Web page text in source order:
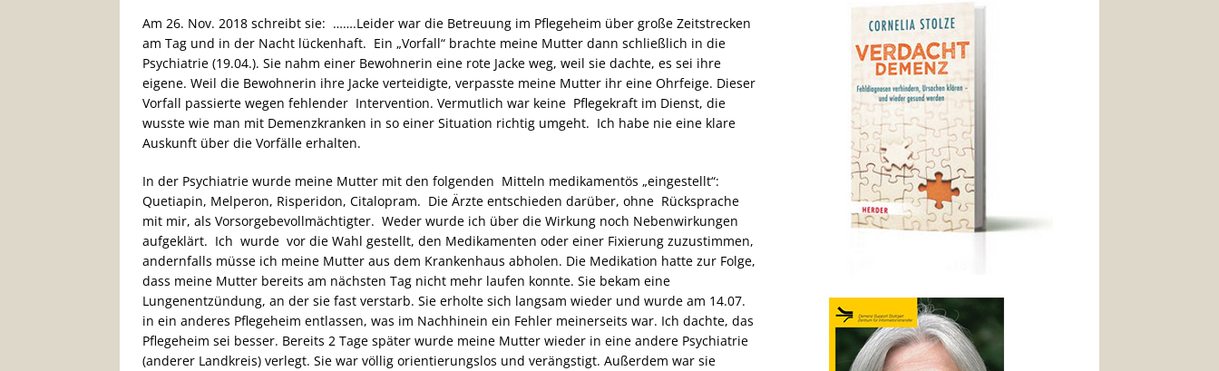
Am 26. Nov. 2018 schreibt sie: …….Leider war die Betreuung im Pflegeheim über große Zeitstrecken
am Tag und in der Nacht lückenhaft. Ein „Vorfall“ brachte meine Mutter dann schließlich in die
Psychiatrie (19.04.). Sie nahm einer Bewohnerin eine rote Jacke weg, weil sie dachte, es sei ihre
eigene. Weil die Bewohnerin ihre Jacke verteidigte, verpasste meine Mutter ihr eine Ohrfeige. Dieser
Vorfall passierte wegen fehlender Intervention. Vermutlich war keine Pflegekraft im Dienst, die
wusste wie man mit Demenzkranken in so einer Situation richtig umgeht. Ich habe nie eine klare
Auskunft über die Vorfälle erhalten.
In der Psychiatrie wurde meine Mutter mit den folgenden Mitteln medikamentös „eingestellt“:
Quetiapin, Melperon, Risperidon, Citalopram. Die Ärzte entschieden darüber, ohne Rücksprache
mit mir, als Vorsorgebevollmächtigter. Weder wurde ich über die Wirkung noch Nebenwirkungen
aufgeklärt. Ich wurde vor die Wahl gestellt, den Medikamenten oder einer Fixierung zuzustimmen,
andernfalls müsse ich meine Mutter aus dem Krankenhaus abholen. Die Medikation hatte zur Folge,
dass meine Mutter bereits am nächsten Tag nicht mehr laufen konnte. Sie bekam eine
Lungenentzündung, an der sie fast verstarb. Sie erholte sich langsam wieder und wurde am 14.07.
in ein anderes Pflegeheim entlassen, was im Nachhinein ein Fehler meinerseits war. Ich dachte, das
Pflegeheim sei besser. Bereits 2 Tage später wurde meine Mutter wieder in eine andere Psychiatrie
(anderer Landkreis) verlegt. Sie war völlig orientierungslos und verängstigt. Außerdem war sie